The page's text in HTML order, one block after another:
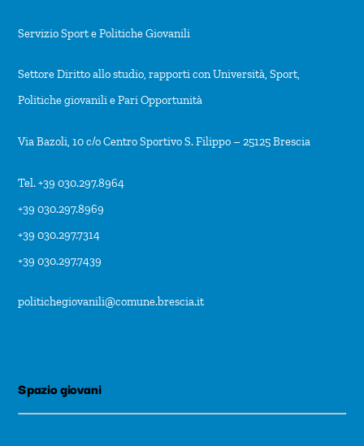
Servizio Sport e Politiche Giovanili
Settore Diritto allo studio, rapporti con Università, Sport,
Politiche giovanili e Pari Opportunità
Via Bazoli, 10 c/o Centro Sportivo S. Filippo – 25125 Brescia
Tel. +39 030.297.8964
+39 030.297.8969
+39 030.297.7314
+39 030.297.7439
politichegiovanili@comune.brescia.it
Spazio giovani